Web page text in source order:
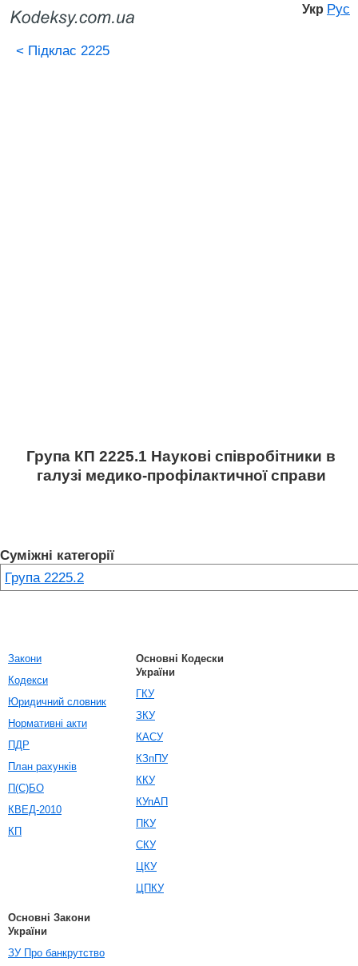
Укр Рус
< Підклас 2225
Група КП 2225.1 Наукові співробітники в
галузі медико-профілактичної справи
Суміжні категорії
Група 2225.2
Закони
Кодекси
Юридичний словник
Нормативні акти
ПДР
План рахунків
П(С)БО
КВЕД-2010
КП
Основні Кодески
України
ГКУ
ЗКУ
КАСУ
КЗпПУ
ККУ
КУпАП
ПКУ
СКУ
ЦКУ
ЦПКУ
Основні Закони
України
ЗУ Про банкрутство